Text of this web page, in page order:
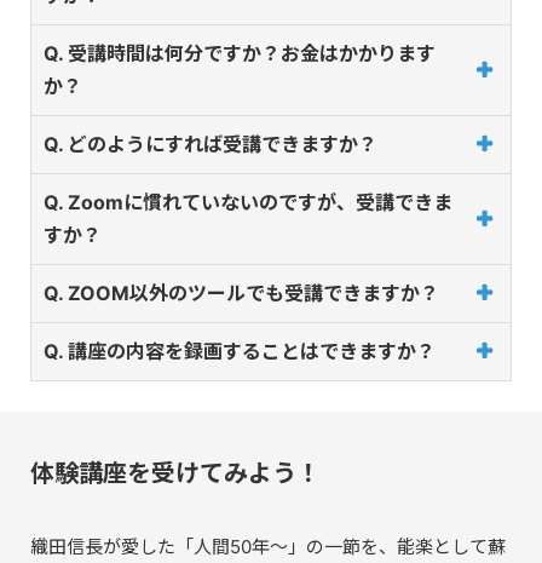
Q. 受講時間は何分ですか？お金はかかります
か？
Q. どのようにすれば受講できますか？
Q. Zoomに慣れていないのですが、受講できま
すか？
Q. ZOOM以外のツールでも受講できますか？
Q. 講座の内容を録画することはできますか？
体験講座を受けてみよう！
織田信長が愛した「人間50年～」の一節を、能楽として蘇